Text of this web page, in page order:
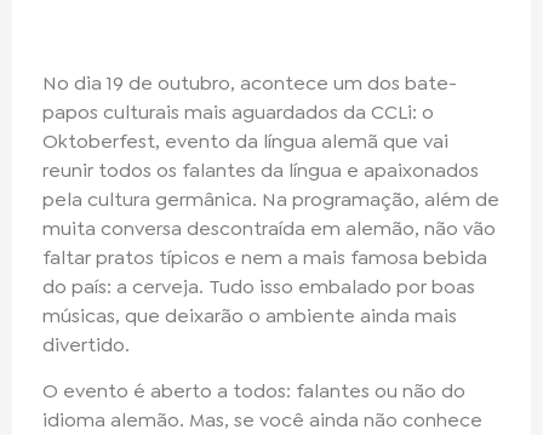
No dia 19 de outubro, acontece um dos bate-
papos culturais mais aguardados da CCLi: o
Oktoberfest, evento da língua alemã que vai
reunir todos os falantes da língua e apaixonados
pela cultura germânica. Na programação, além de
muita conversa descontraída em alemão, não vão
faltar pratos típicos e nem a mais famosa bebida
do país: a cerveja. Tudo isso embalado por boas
músicas, que deixarão o ambiente ainda mais
divertido.
O evento é aberto a todos: falantes ou não do
idioma alemão. Mas, se você ainda não conhece